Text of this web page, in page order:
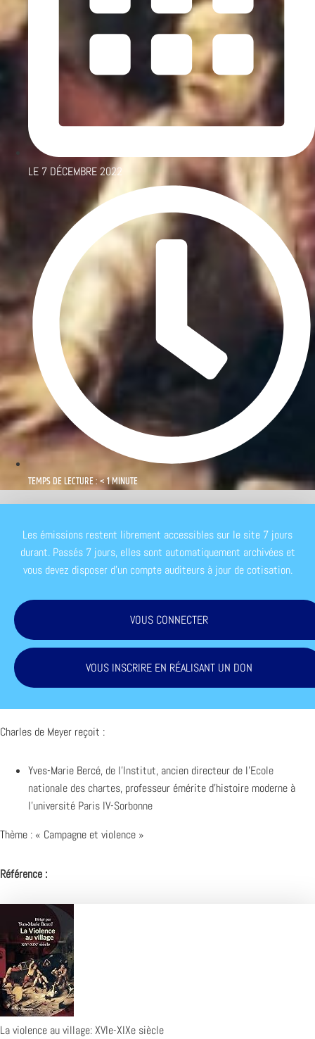
LE 7 DÉCEMBRE 2022
TEMPS DE LECTURE : < 1 MINUTE
Les émissions restent librement accessibles sur le site 7 jours
durant. Passés 7 jours, elles sont automatiquement archivées et
vous devez disposer d'un compte auditeurs à jour de cotisation.
VOUS CONNECTER
VOUS INSCRIRE EN RÉALISANT UN DON
Charles de Meyer reçoit :
Yves-Marie Bercé, de l’Institut, ancien directeur de l’Ecole
nationale des chartes, professeur émérite d’histoire moderne à
l’université Paris IV-Sorbonne
Thème : « Campagne et violence »
Référence :
La violence au village: XVIe-XIXe siècle